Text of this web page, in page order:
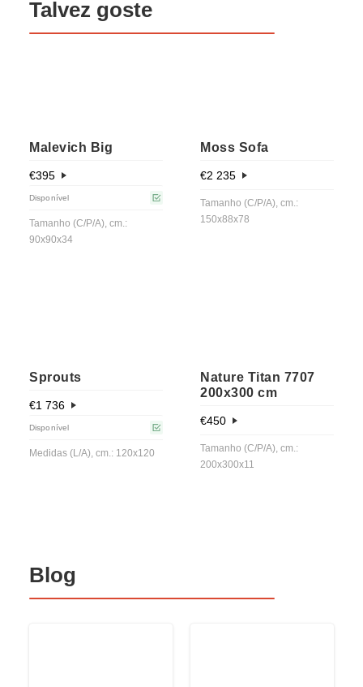
Talvez goste
Malevich Big
€395
Disponível
Tamanho (C/P/A), cm.:
90x90x34
Moss Sofa
€2 235
Tamanho (C/P/A), cm.:
150x88x78
Sprouts
€1 736
Disponível
Medidas (L/A), cm.: 120x120
Nature Titan 7707
200x300 cm
€450
Tamanho (C/P/A), cm.:
200x300x11
Blog